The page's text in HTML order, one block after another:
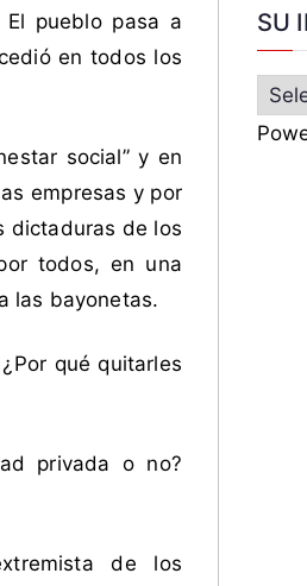
pueblo pasa a
en todos los
social” y en
empresas y por
dictaduras de los
todos, en una
las bayonetas.
qué quitarles
privada o no?
de los
SU